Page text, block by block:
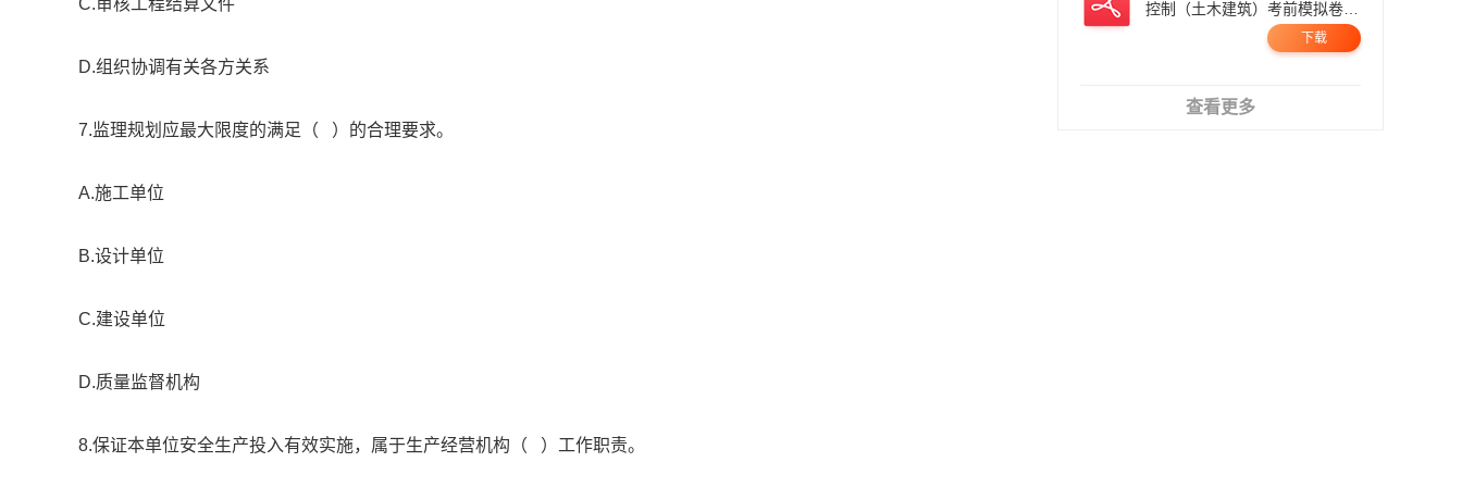
C.审核工程结算文件
D.组织协调有关各方关系
7.监理规划应最大限度的满足（ ）的合理要求。
A.施工单位
B.设计单位
C.建设单位
D.质量监督机构
8.保证本单位安全生产投入有效实施，属于生产经营机构（ ）工作职责。
控制（土木建筑）考前模拟卷
下载
查看更多